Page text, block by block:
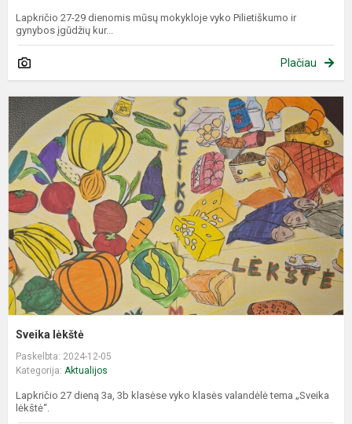
Lapkričio 27-29 dienomis mūsų mokykloje vyko Pilietiškumo ir
gynybos įgūdžių kur...
Plačiau
Sveika lėkštė
Paskelbta: 2024-12-05
Kategorija: Aktualijos
Lapkričio 27 dieną 3a, 3b klasėse vyko klasės valandėlė tema „Sveika
lėkštė“.